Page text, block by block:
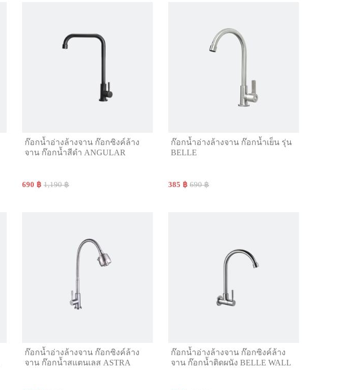
ก๊อกน้ำอ่างล้างจาน ก๊อกซิงค์ล้าง
จาน ก๊อกน้ำสีดำ ANGULAR
690 ฿ 1,190 ฿
ก๊อกน้ำอ่างล้างจาน ก๊อกน้ำเย็น รุ่น
BELLE
385 ฿ 690 ฿
ก๊อกน้ำอ่างล้างจาน ก๊อกซิงค์ล้าง
จาน ก๊อกน้ำสแตนเลส ASTRA
ก๊อกน้ำอ่างล้างจาน ก๊อกซิงค์ล้าง
จาน ก๊อกน้ำติดผนัง BELLE WALL